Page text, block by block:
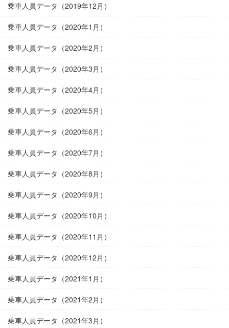
乗車人員データ（2019年12月）
乗車人員データ（2020年1月）
乗車人員データ（2020年2月）
乗車人員データ（2020年3月）
乗車人員データ（2020年4月）
乗車人員データ（2020年5月）
乗車人員データ（2020年6月）
乗車人員データ（2020年7月）
乗車人員データ（2020年8月）
乗車人員データ（2020年9月）
乗車人員データ（2020年10月）
乗車人員データ（2020年11月）
乗車人員データ（2020年12月）
乗車人員データ（2021年1月）
乗車人員データ（2021年2月）
乗車人員データ（2021年3月）